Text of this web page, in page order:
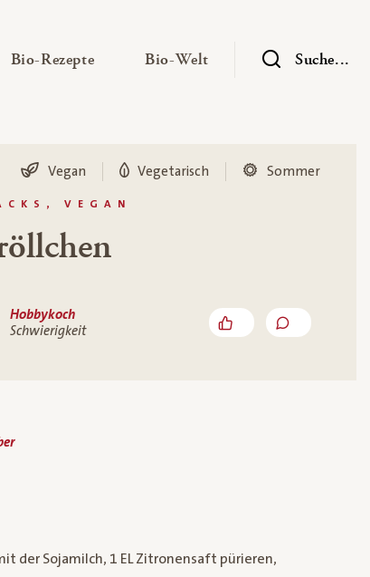
ausklappen
Bio-Rezepte— Untermenü ausklappen
Bio-Welt — UntermenüSuche...
VEGAN
Vegan Vegetarisch Sommer
Hobbykoch
Schwierigkeit
der Sojamilch, 1 EL Zitronensaft pürieren,